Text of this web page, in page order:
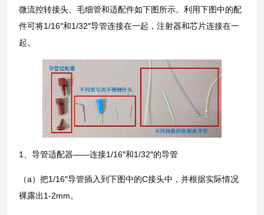
微流控转接头、毛细管和适配件如下图所示。利用下图中的配
件可将1/16″和1/32″导管连接在一起，注射器和芯片连接在一
起。
1、导管适配器——连接1/16″和1/32″的导管
（a）把1/16″导管插入到下图中的C接头中，并根据实际情况
裸露出1-2mm。